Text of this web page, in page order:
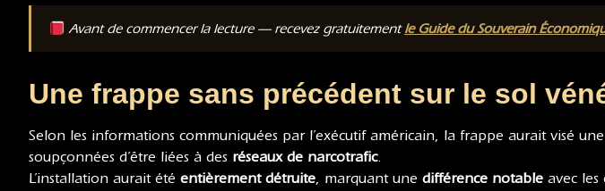
Avant de commencer la lecture — recevez gratuitementle Guide du Souverain
Une frappe sans précédent sur le sol
Selon les informations communiquées par l’exécutif américain, la frappe aurait visé une
soupçonnées d’être liées à des réseaux de narcotrafic.
L’installation aurait été entièrement détruite, marquant une différence notable avec